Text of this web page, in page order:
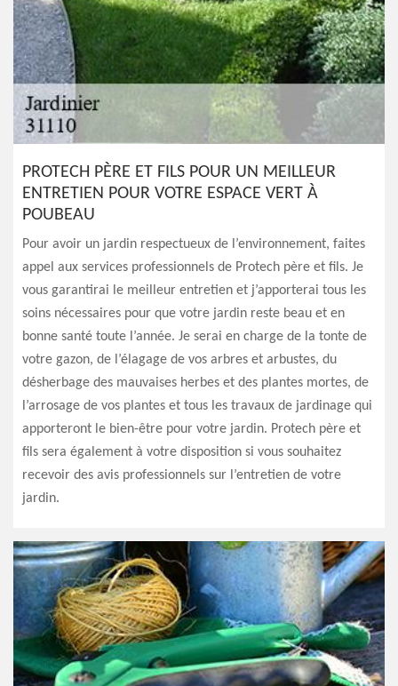
PROTECH PÈRE ET FILS POUR UN MEILLEUR
ENTRETIEN POUR VOTRE ESPACE VERT À
POUBEAU
Pour avoir un jardin respectueux de l’environnement, faites
appel aux services professionnels de Protech père et fils. Je
vous garantirai le meilleur entretien et j’apporterai tous les
soins nécessaires pour que votre jardin reste beau et en
bonne santé toute l’année. Je serai en charge de la tonte de
votre gazon, de l’élagage de vos arbres et arbustes, du
désherbage des mauvaises herbes et des plantes mortes, de
l’arrosage de vos plantes et tous les travaux de jardinage qui
apporteront le bien-être pour votre jardin. Protech père et
fils sera également à votre disposition si vous souhaitez
recevoir des avis professionnels sur l’entretien de votre
jardin.